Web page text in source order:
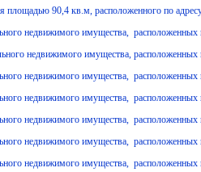
90,4 кв.м, расположенного по
недвижимого имущества,
недвижимого имущества,
недвижимого имущества,
недвижимого имущества,
недвижимого имущества,
недвижимого имущества,
недвижимого имущества,